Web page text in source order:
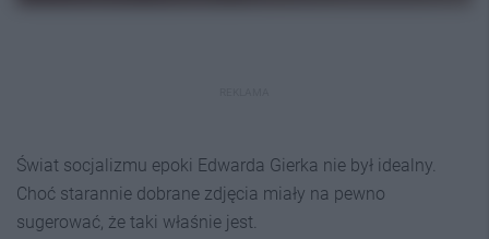
Świat socjalizmu epoki Edwarda Gierka nie był idealny.
Choć starannie dobrane zdjęcia miały na pewno
sugerować, że taki właśnie jest.